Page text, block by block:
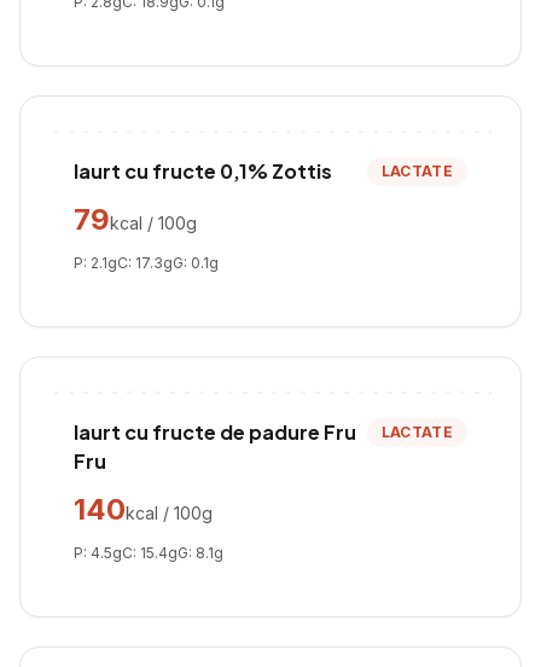
Iaurt cu fructe 0,1% Zottis LACTATE
79kcal / 100g
P: 2.1gC: 17.3gG: 0.1g
Iaurt cu fructe de padure Fru
Fru
LACTATE
140kcal / 100g
P: 4.5gC: 15.4gG: 8.1g